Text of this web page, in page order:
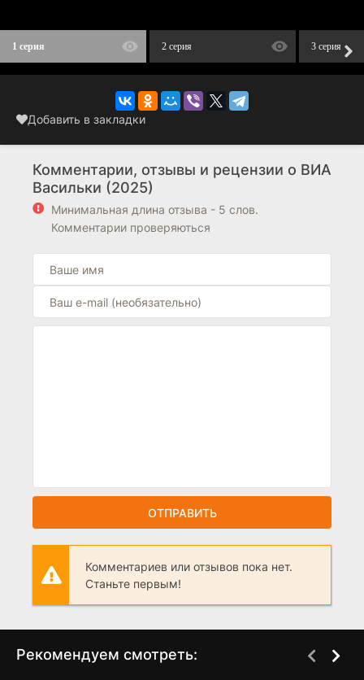
1 серия 2 серия 3 серия
Добавить в закладки
Комментарии, отзывы и рецензии о ВИА
Васильки (2025)
Минимальная длина отзыва - 5 слов.
Комментарии проверяються
ОТПРАВИТЬ
Комментариев или отзывов пока нет.
Станьте первым!
Рекомендуем смотреть: